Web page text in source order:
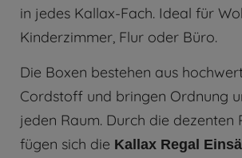
in jedes Kallax-Fach. Ideal für
Kinderzimmer, Flur oder Büro.
Die Boxen bestehen aus
Cordstoff und bringen Ordnung
jeden Raum. Durch die dezenten
fügen sich die Kallax Regal